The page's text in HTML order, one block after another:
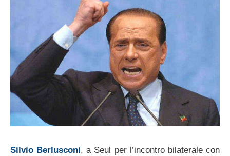
Silvio Berlusconi, a Seul per l’incontro bilaterale con